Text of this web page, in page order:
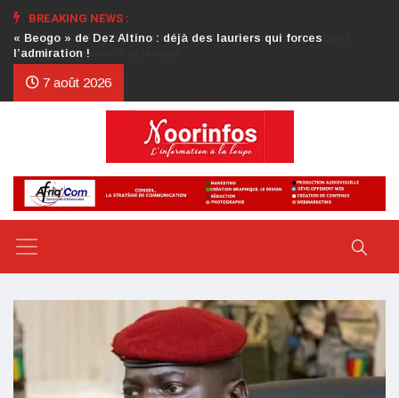
BREAKING NEWS :
Crise au CDP : l’authentification de la lettre du président
d’honneur toujours attendue
7 août 2026